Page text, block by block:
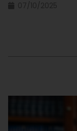
07/10/2025